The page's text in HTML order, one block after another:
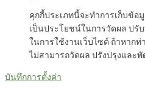
คุกกี้ประเภทนี้จะทำการเก็บข้อ
เป็นประโยชน์ในการวัดผล ป
ในการใช้งานเว็บไซต์ ถ้าหากท่
ไม่สามารถวัดผล ปรังปรุงและ
บันทึกการตั้งค่า